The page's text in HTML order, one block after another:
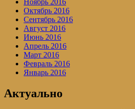
Ноябрь 2016
Октябрь 2016
Сентябрь 2016
Август 2016
Июнь 2016
Апрель 2016
Март 2016
Февраль 2016
Январь 2016
Актуально